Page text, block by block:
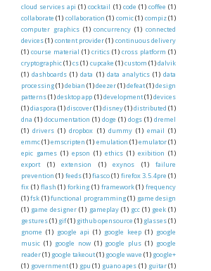
cloud services api (1) cocktail (1) code (1) coffee (1)
collaborate (1) collaboration (1) comic (1) compiz (1)
computer graphics (1) concurrency (1) connected
devices (1) content provider (1) continuous delivery
(1) course material (1) critics (1) cross platform (1)
cryptographic(1) cs (1) cupcake (1) custom (1)dalvik
(1) dashboards (1) data (1) data analytics (1) data
processing(1)debian (1)deezer(1)defeat(1)design
patterns(1) desktop app (1) development (1)devices
(1)diaspora (1)discover(1)disney(1)distributed (1)
dna (1) documentation (1) doge (1) dogs (1) dremel
(1) drivers (1) dropbox (1) dummy (1) email (1)
emmc(1) emscripten (1) emulation (1) emulator(1)
epic games (1) epson (1) ethics (1) exibition (1)
export
(1) extension (1) exynos (1)
failure
prevention (1) feeds (1) fiasco (1) firefox 3.5.4pre (1)
fix (1) flash (1) forking (1) framework (1) frequency
(1) fsk (1) functional programming (1) game design
(1) game designer (1) gameplay (1) gcc (1) geek (1)
gestures(1) gif(1) github opensource (1) glasses(1)
gnome (1) google api (1) google keep (1) google
music (1) google now (1) google plus (1) google
reader(1) google takeout(1) google wave (1) google+
(1) government (1) gpu (1) guano apes (1) guitar (1)